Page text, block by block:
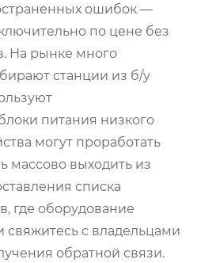
ошибок —
по цене без
На рынке много
станции из б/у
питания низкого
могут проработать
массово выходить из
списка
где оборудование
свяжитесь с владельцами
обратной связи.